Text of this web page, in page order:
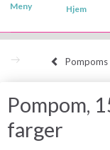
Meny
Hjem
Pompom,
farger